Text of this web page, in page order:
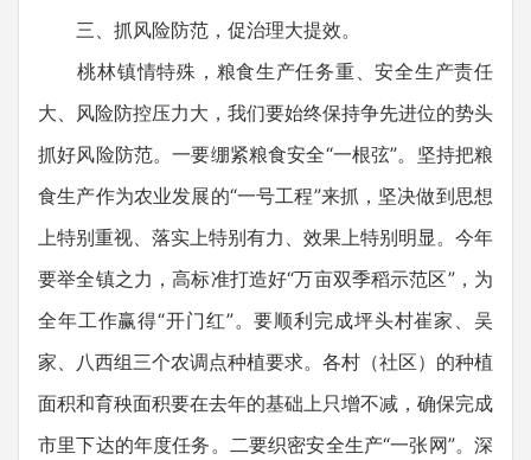
三、抓风险防范，促治理大提效。
桃林镇情特殊，粮食生产任务重、安全生产责任
大、风险防控压力大，我们要始终保持争先进位的势头
抓好风险防范。一要绷紧粮食安全“一根弦”。坚持把粮
食生产作为农业发展的“一号工程”来抓，坚决做到思想
上特别重视、落实上特别有力、效果上特别明显。今年
要举全镇之力，高标准打造好“万亩双季稻示范区”，为
全年工作赢得“开门红”。要顺利完成坪头村崔家、吴
家、八西组三个农调点种植要求。各村（社区）的种植
面积和育秧面积要在去年的基础上只增不减，确保完成
市里下达的年度任务。二要织密安全生产“一张网”。深